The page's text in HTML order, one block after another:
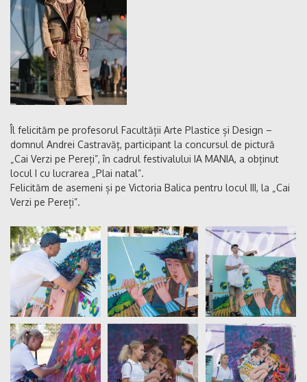
Îl felicităm pe profesorul Facultății Arte Plastice și Design –
domnul Andrei Castravăț, participant la concursul de pictură
„Cai Verzi pe Pereți”, în cadrul festivalului IA MANIA, a obținut
locul I cu lucrarea „Plai natal”.
Felicităm de asemeni și pe Victoria Balica pentru locul III, la „Cai
Verzi pe Pereți”.